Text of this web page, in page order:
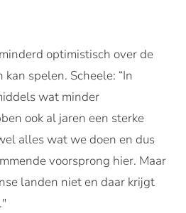
optimistisch over de
spelen. Scheele: “In
wat minder
ook al jaren een sterke
alles wat we doen en dus
voorsprong hier. Maar
landen niet en daar krijgt